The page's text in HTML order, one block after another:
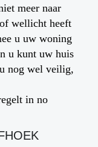
meer naar
wellicht heeft
u uw woning
u kunt uw huis
nog wel veilig,
in no